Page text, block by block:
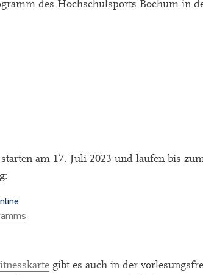
des Hochschulsports Bochum in
am 17. Juli 2023 und laufen bis
gibt es auch in der